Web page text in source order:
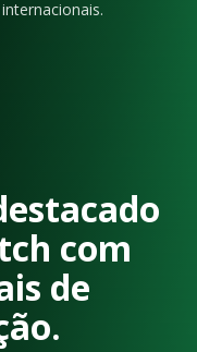
com
de